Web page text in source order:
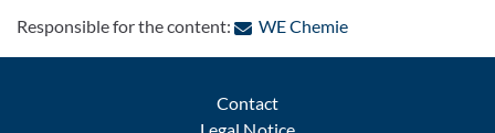
Responsible for the content: WE Chemie: Contact by e-mail
Contact